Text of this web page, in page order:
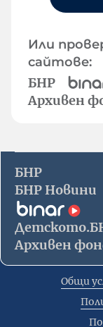
Или
сайтове:
БНР
Архивен
БНР
БНР Новини
Архивен
Общи